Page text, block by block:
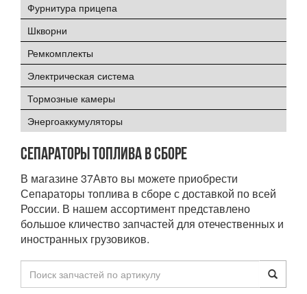
Фурнитура прицепа
Шкворни
Ремкомплекты
Электрическая система
Тормозные камеры
Энергоаккумуляторы
Сепараторы топлива в сборе
В магазине 37Авто вы можете приобрести
Сепараторы топлива в сборе с доставкой по всей
России. В нашем ассортимент представлено
большое кличество запчастей для отечественных и
иностранных грузовиков.